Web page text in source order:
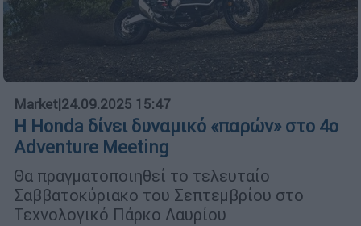
Market|24.09.2025 15:47
Η Honda δίνει δυναμικό «παρών» στο 4ο
Adventure Meeting
Θα πραγματοποιηθεί το τελευταίο
Σαββατοκύριακο του Σεπτεμβρίου στο
Τεχνολογικό Πάρκο Λαυρίου